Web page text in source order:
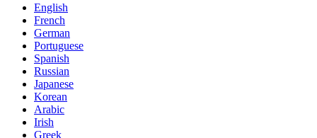
English
French
German
Portuguese
Spanish
Russian
Japanese
Korean
Arabic
Irish
Greek